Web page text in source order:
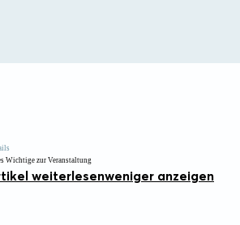
Wichtige zur Veranstaltung
weiterlesenweniger anzeigen